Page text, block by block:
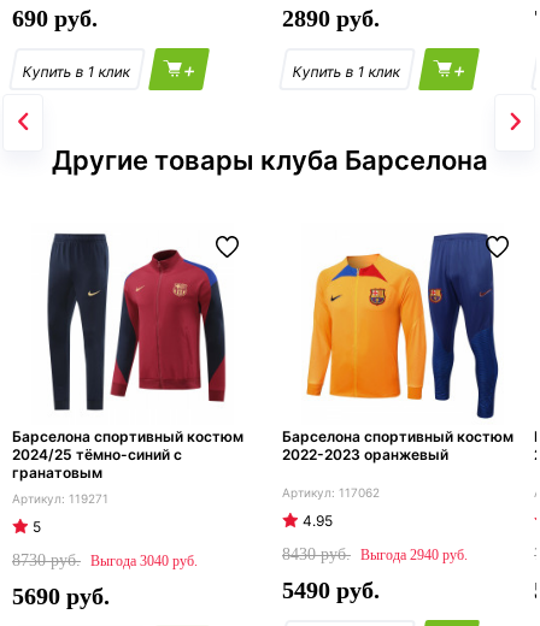
690
+
2890
+
Другие товары клуба Барселона
Барселона спортивный костюм
2024/25 тёмно-синий с
гранатовым
119271
5
8730
3040
5690
Барселона спортивный костюм
2022-2023 оранжевый
117062
4.95
8430
2940
5490